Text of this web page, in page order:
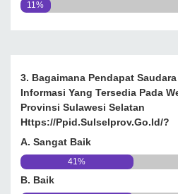
11%
3. Bagaimana Pendapat
Informasi Yang Tersedia Pada
Provinsi Sulawesi Selatan
Https://ppid.sulselprov.go.id/?
A. Sangat Baik
41%
B. Baik